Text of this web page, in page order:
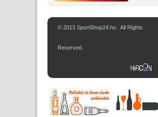
© 2013 SportShop24.hu . All Rights
Reserved.